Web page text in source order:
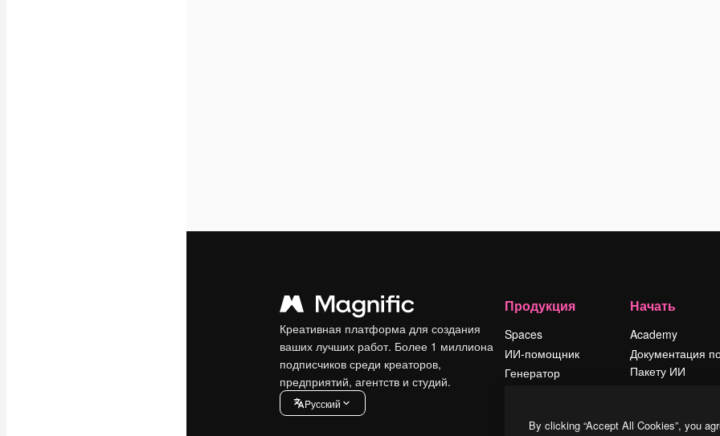
Креативная платформа для создания
ваших лучших работ. Более 1 миллиона
подписчиков среди креаторов,
предприятий, агентств и студий.
Pусский
Продукция
Spaces
ИИ-помощник
Генератор
Начать
Academy
Документация
Пакету ИИ
Условия и
By clicking “Accept All Cookies”, you